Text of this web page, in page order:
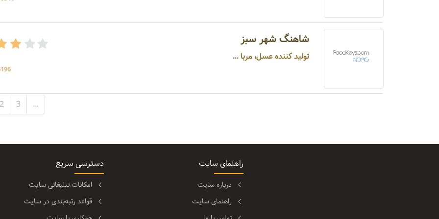
شاهنگ شهر سبز
تولید کننده عسل، مربا ...
6196
2 3 ...
راهنمای سایت
درباره سایت
راهنمای سایت
دسترسی سریع
امکانات تبلیغاتی سایت
قواعد رتبه‌بندی در سایت